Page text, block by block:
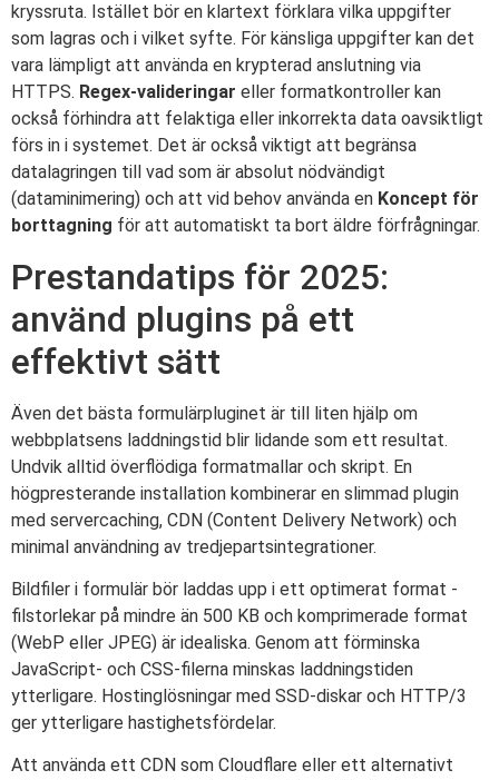
kryssruta. Istället bör en klartext förklara vilka uppgifter
som lagras och i vilket syfte. För känsliga uppgifter kan det
vara lämpligt att använda en krypterad anslutning via
HTTPS. Regex-valideringar eller formatkontroller kan
också förhindra att felaktiga eller inkorrekta data oavsiktligt
förs in i systemet. Det är också viktigt att begränsa
datalagringen till vad som är absolut nödvändigt
(dataminimering) och att vid behov använda en Koncept för
borttagning för att automatiskt ta bort äldre förfrågningar.
Prestandatips för 2025:
använd plugins på ett
effektivt sätt
Även det bästa formulärpluginet är till liten hjälp om
webbplatsens laddningstid blir lidande som ett resultat.
Undvik alltid överflödiga formatmallar och skript. En
högpresterande installation kombinerar en slimmad plugin
med servercaching, CDN (Content Delivery Network) och
minimal användning av tredjepartsintegrationer.
Bildfiler i formulär bör laddas upp i ett optimerat format -
filstorlekar på mindre än 500 KB och komprimerade format
(WebP eller JPEG) är idealiska. Genom att förminska
JavaScript- och CSS-filerna minskas laddningstiden
ytterligare. Hostinglösningar med SSD-diskar och HTTP/3
ger ytterligare hastighetsfördelar.
Att använda ett CDN som Cloudflare eller ett alternativt